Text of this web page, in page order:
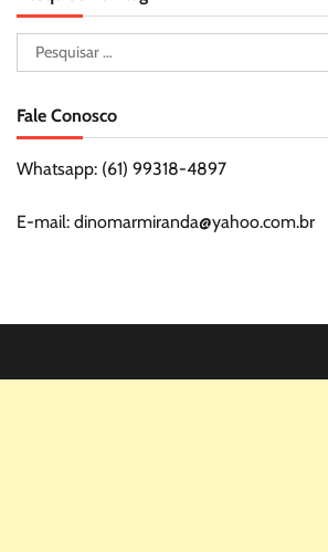
Pesquisar
por:
Fale Conosco
Whatsapp: (61) 99318-4897
E-mail: dinomarmiranda@yahoo.com.br